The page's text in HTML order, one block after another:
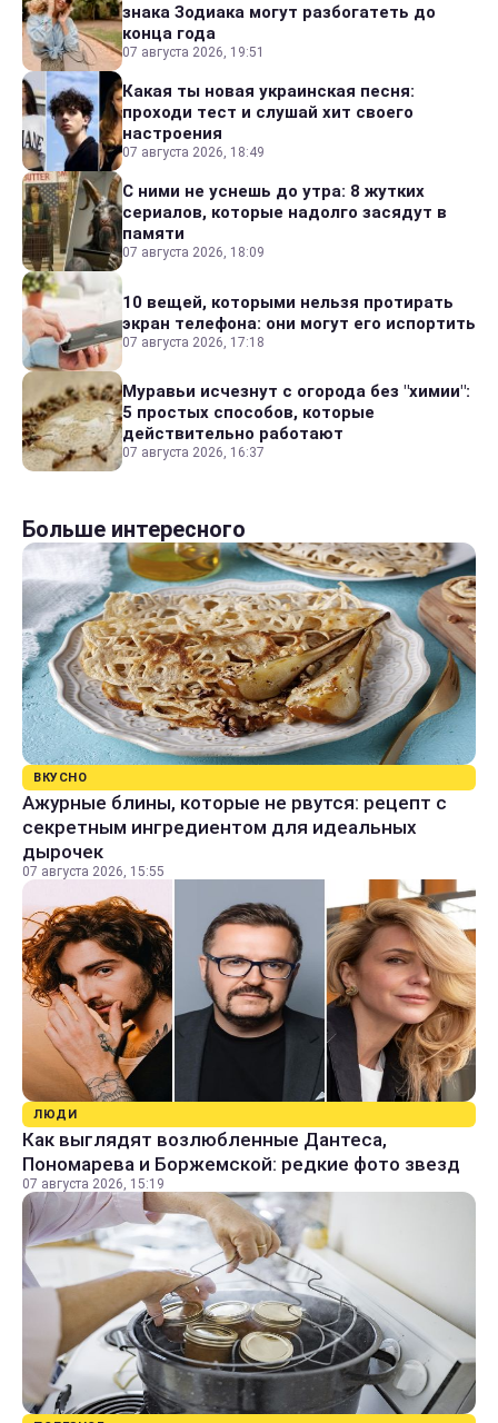
знака Зодиака могут разбогатеть до
конца года
07 августа 2026, 19:51
Какая ты новая украинская песня:
проходи тест и слушай хит своего
настроения
07 августа 2026, 18:49
С ними не уснешь до утра: 8 жутких
сериалов, которые надолго засядут в
памяти
07 августа 2026, 18:09
10 вещей, которыми нельзя протирать
экран телефона: они могут его испортить
07 августа 2026, 17:18
Муравьи исчезнут с огорода без "химии":
5 простых способов, которые
действительно работают
07 августа 2026, 16:37
Больше интересного
ВКУСНО
Ажурные блины, которые не рвутся: рецепт с
секретным ингредиентом для идеальных
дырочек
07 августа 2026, 15:55
ЛЮДИ
Как выглядят возлюбленные Дантеса,
Пономарева и Боржемской: редкие фото звезд
07 августа 2026, 15:19